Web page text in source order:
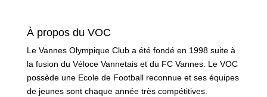
À propos du VOC
Le Vannes Olympique Club a été fondé en 1998 suite à
la fusion du Véloce Vannetais et du FC Vannes. Le VOC
possède une Ecole de Football reconnue et ses équipes
de jeunes sont chaque année très compétitives.